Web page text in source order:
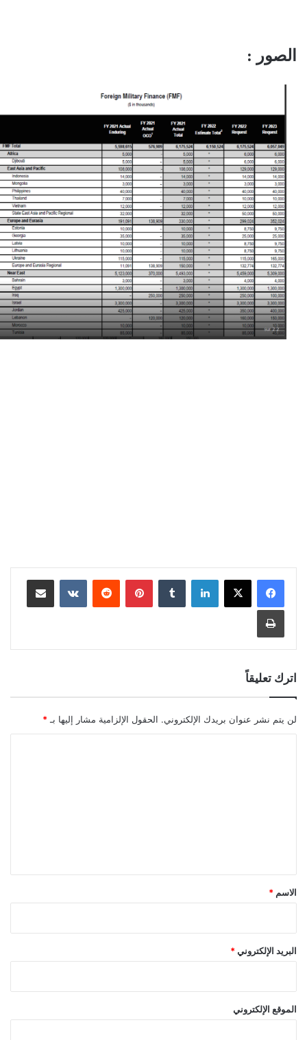
الصور :
لينكدإن بينتيريست مشاركة عبر البريد
طباعة
اترك تعليقاً
لن يتم نشر عنوان بريدك الإلكتروني. الحقول الإلزامية مشار إليها بـ *
*
الاسم *
البريد الإلكتروني *
الموقع الإلكتروني